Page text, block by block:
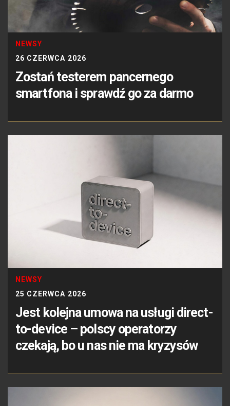
NEWSY
26 CZERWCA 2026
Zostań testerem pancernego
smartfona i sprawdź go za darmo
NEWSY
25 CZERWCA 2026
Jest kolejna umowa na usługi direct-
to-device – polscy operatorzy
czekają, bo u nas nie ma kryzysów